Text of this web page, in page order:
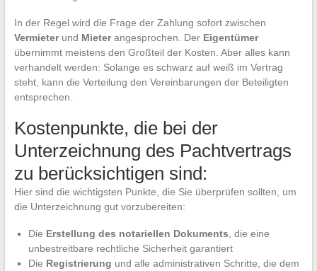
In der Regel wird die Frage der Zahlung sofort zwischen
Vermieterund Mieterangesprochen. Der Eigentümer
übernimmt meistens den Großteil der Kosten. Aber alles kann
verhandelt werden: Solange es schwarz auf weiß im Vertrag
steht, kann die Verteilung den Vereinbarungen der Beteiligten
entsprechen.
Kostenpunkte, die bei der
Unterzeichnung des Pachtvertrags
zu berücksichtigen sind:
Hier sind die wichtigsten Punkte, die Sie überprüfen sollten, um
die Unterzeichnung gut vorzubereiten:
Die Erstellung des notariellen Dokuments , die eine
unbestreitbare rechtliche Sicherheit garantiert
Die Registrierung und alle administrativen Schritte, die dem